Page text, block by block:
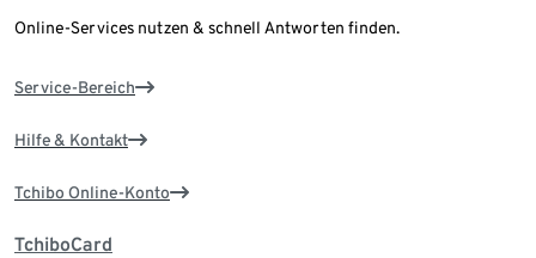
Online-Services nutzen & schnell Antworten finden.
Service-Bereich
Hilfe & Kontakt
Tchibo Online-Konto
TchiboCard